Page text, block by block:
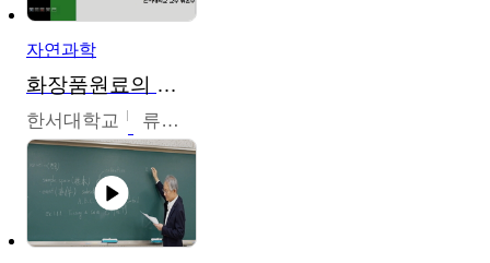
자연과학
화장품원료의 종류와 특성
한서대학교 류은주